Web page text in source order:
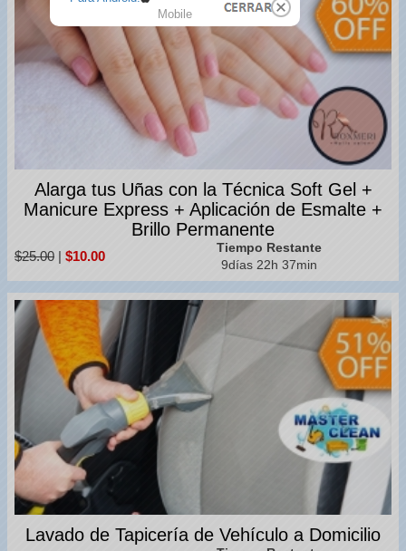
Alarga tus Uñas con la Técnica Soft Gel +
Manicure Express + Aplicación de Esmalte +
Brillo Permanente
$25.00 | $10.00
Tiempo Restante
9días 22h 37min
Lavado de Tapicería de Vehículo a Domicilio
Mobile